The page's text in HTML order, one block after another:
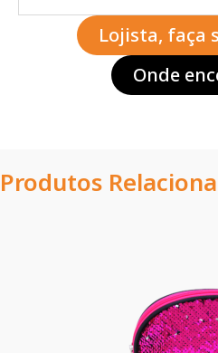
Lojista, faça
Onde
Produtos